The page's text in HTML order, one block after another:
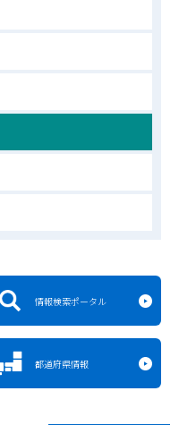
情報検索ポータル
都道府県情報